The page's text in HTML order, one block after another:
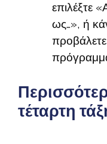
επιλέξτε
ως…», ή
τέταρτη